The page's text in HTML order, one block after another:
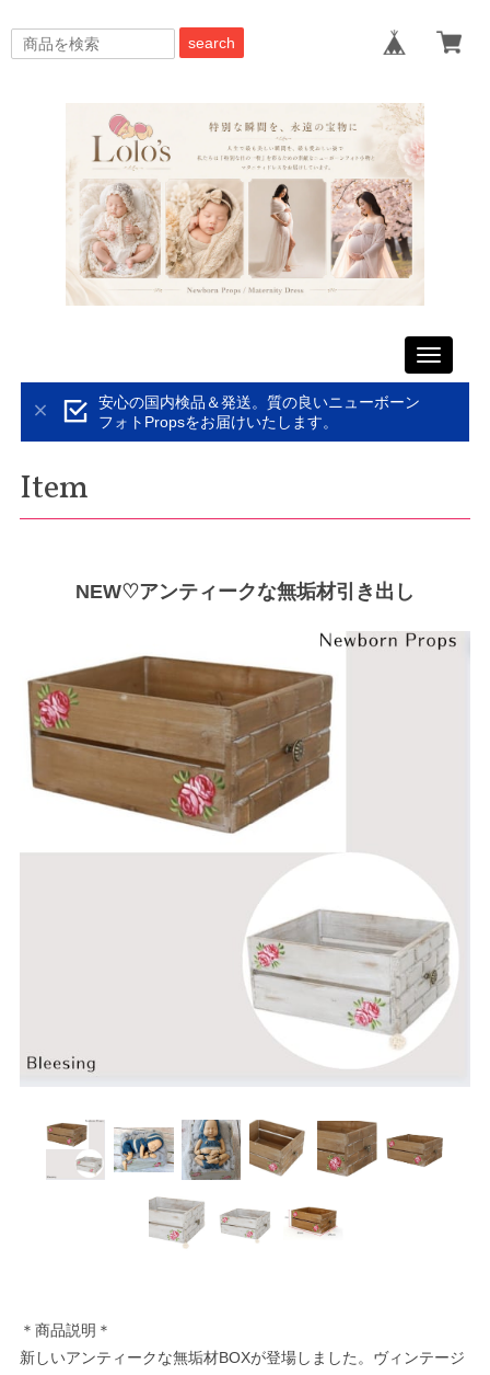
search
Toggle
安心の国内検品＆発送。質の良いニューボーン
フォトPropsをお届けいたします。
Item
NEW♡アンティークな無垢材引き出し
＊商品説明＊
新しいアンティークな無垢材BOXが登場しました。ヴィンテージ